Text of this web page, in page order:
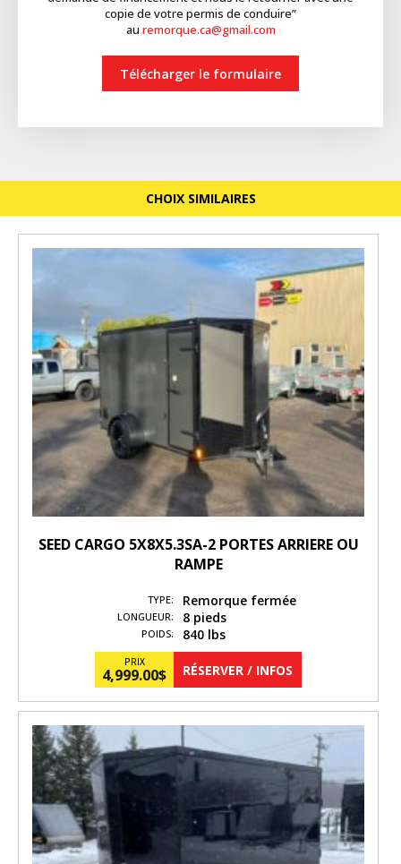
copie de votre permis de conduire”
au remorque.ca@gmail.com
Télécharger le formulaire
CHOIX SIMILAIRES
SEED CARGO 5X8X5.3SA-2 PORTES ARRIERE OU
RAMPE
TYPE: Remorque fermée
LONGUEUR: 8 pieds
POIDS: 840 lbs
PRIX
4,999.00$ RÉSERVER / INFOS